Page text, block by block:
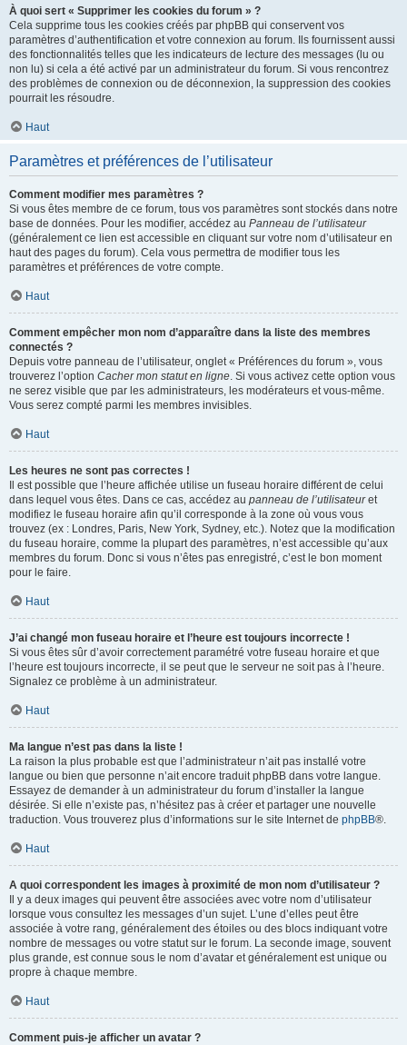
À quoi sert « Supprimer les cookies du forum » ?
Cela supprime tous les cookies créés par phpBB qui conservent vos
paramètres d’authentification et votre connexion au forum. Ils fournissent aussi
des fonctionnalités telles que les indicateurs de lecture des messages (lu ou
non lu) si cela a été activé par un administrateur du forum. Si vous rencontrez
des problèmes de connexion ou de déconnexion, la suppression des cookies
pourrait les résoudre.
Haut
Paramètres et préférences de l’utilisateur
Comment modifier mes paramètres ?
Si vous êtes membre de ce forum, tous vos paramètres sont stockés dans notre
base de données. Pour les modifier, accédez au Panneau de l’utilisateur
(généralement ce lien est accessible en cliquant sur votre nom d’utilisateur en
haut des pages du forum). Cela vous permettra de modifier tous les
paramètres et préférences de votre compte.
Haut
Comment empêcher mon nom d’apparaître dans la liste des membres
connectés ?
Depuis votre panneau de l’utilisateur, onglet « Préférences du forum », vous
trouverez l’option Cacher mon statut en ligne. Si vous activez cette option vous
ne serez visible que par les administrateurs, les modérateurs et vous-même.
Vous serez compté parmi les membres invisibles.
Haut
Les heures ne sont pas correctes !
Il est possible que l’heure affichée utilise un fuseau horaire différent de celui
dans lequel vous êtes. Dans ce cas, accédez au panneau de l’utilisateuret
modifiez le fuseau horaire afin qu’il corresponde à la zone où vous vous
trouvez (ex : Londres, Paris, New York, Sydney, etc.). Notez que la modification
du fuseau horaire, comme la plupart des paramètres, n’est accessible qu’aux
membres du forum. Donc si vous n’êtes pas enregistré, c’est le bon moment
pour le faire.
Haut
J’ai changé mon fuseau horaire et l’heure est toujours incorrecte !
Si vous êtes sûr d’avoir correctement paramétré votre fuseau horaire et que
l’heure est toujours incorrecte, il se peut que le serveur ne soit pas à l’heure.
Signalez ce problème à un administrateur.
Haut
Ma langue n’est pas dans la liste !
La raison la plus probable est que l’administrateur n’ait pas installé votre
langue ou bien que personne n’ait encore traduit phpBB dans votre langue.
Essayez de demander à un administrateur du forum d’installer la langue
désirée. Si elle n’existe pas, n’hésitez pas à créer et partager une nouvelle
traduction. Vous trouverez plus d’informations sur le site Internet de phpBB®.
Haut
A quoi correspondent les images à proximité de mon nom d’utilisateur ?
Il y a deux images qui peuvent être associées avec votre nom d’utilisateur
lorsque vous consultez les messages d’un sujet. L’une d’elles peut être
associée à votre rang, généralement des étoiles ou des blocs indiquant votre
nombre de messages ou votre statut sur le forum. La seconde image, souvent
plus grande, est connue sous le nom d’avatar et généralement est unique ou
propre à chaque membre.
Haut
Comment puis-je afficher un avatar ?